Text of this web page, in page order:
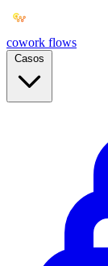
cowork flows